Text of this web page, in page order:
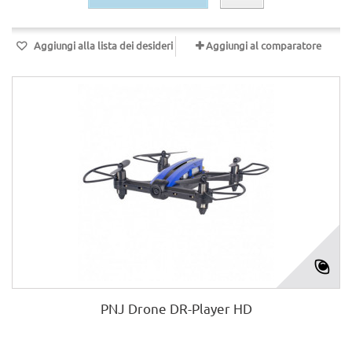
Aggiungi alla lista dei desideri Aggiungi al comparatore
PNJ Drone DR-Player HD